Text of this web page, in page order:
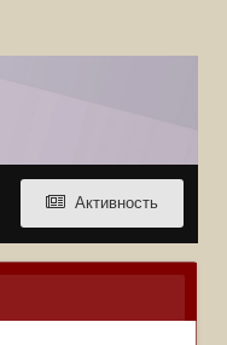
Активность